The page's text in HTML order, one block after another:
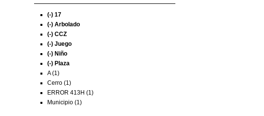
(-) 17
(-) Arbolado
(-) CCZ
(-) Juego
(-) Niño
(-) Plaza
A (1)
Cerro (1)
ERROR 413H (1)
Municipio (1)